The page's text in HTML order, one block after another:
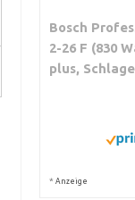
Bosch
2-26 F (830
plus,
* Anzeige